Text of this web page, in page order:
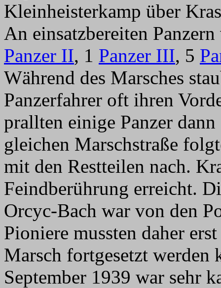
Kleinheisterkamp über
An einsatzbereiten
Panzer II, 1 Panzer III, 5
Während des Marsches
Panzerfahrer oft ihren
prallten einige Panzer
gleichen Marschstraße
mit den Restteilen nach.
Feindberührung erreicht.
Orcyc-Bach war von den
Pioniere mussten daher
Marsch fortgesetzt werden
September 1939 war sehr